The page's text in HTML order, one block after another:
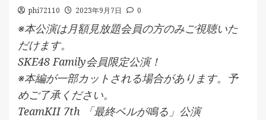
phi72110 2023年9月7日 0
※本公演は月額見放題会員の方のみご視聴いた
だけます。
SKE48 Family会員限定公演！
※本編が一部カットされる場合があります。予
めご了承ください。
TeamKII 7th 「最終ベルが鳴る」公演